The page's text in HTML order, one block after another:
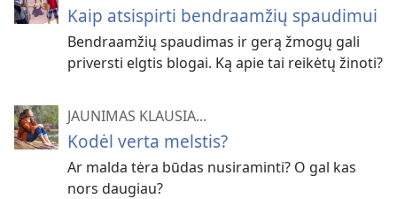
Kaip atsispirti bendraamžių spaudimui
Bendraamžių spaudimas ir gerą žmogų gali
priversti elgtis blogai. Ką apie tai reikėtų žinoti?
JAUNIMAS KLAUSIA...
Kodėl verta melstis?
Ar malda tėra būdas nusiraminti? O gal kas
nors daugiau?